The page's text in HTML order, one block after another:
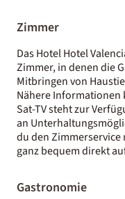
Zimmer
Das Hotel Hotel
Zimmer, in denen die
Mitbringen von
Nähere
Sat-TV steht zur
an
du den
ganz bequem direkt
Gastronomie